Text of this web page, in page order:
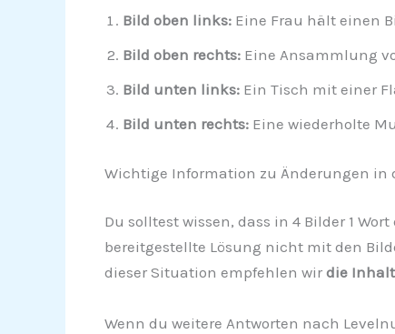
Bild oben links:Eine Frau hält einen
Bild oben rechts:Eine Ansammlung
Bild unten links:Ein Tisch mit einer
Bild unten rechts:Eine wiederholte
Wichtige Information zu Änderungen in
Du solltest wissen, dass in 4 Bilder 1
bereitgestellte Lösung nicht mit den
dieser Situation empfehlen wir die
Wenn du weitere Antworten nach